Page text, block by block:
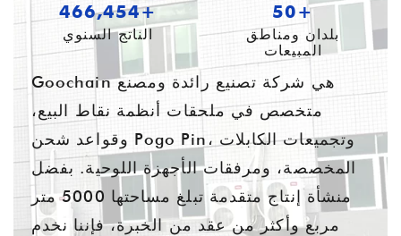
613,054+
الناتج السنوي
54+
بلدان ومناطق
المبيعات
Goochain هي شركة تصنيع رائدة ومصنع
متخصص في ملحقات أنظمة نقاط البيع،
وقواعد شحن Pogo Pin، وتجميعات الكابلات
المخصصة، ومرفقات الأجهزة اللوحية. بفضل
منشأة إنتاج متقدمة تبلغ مساحتها 5000 متر
مربع وأكثر من عقد من الخبرة، فإننا نخدم